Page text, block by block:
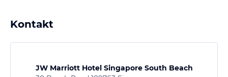
Kontakt
JW Marriott Hotel Singapore South Beach